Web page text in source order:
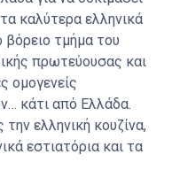
καλύτερα ελληνικά
βόρειο τμήμα του
πρωτεύουσας και
ομογενείς
κάτι από Ελλάδα.
την ελληνική κουζίνα,
εστιατόρια και τα